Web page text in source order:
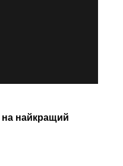
на найкращий